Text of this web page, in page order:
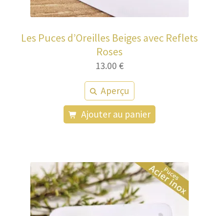
Les Puces d’Oreilles Beiges avec Reflets
Roses
13.00 €
Aperçu
Ajouter au panier